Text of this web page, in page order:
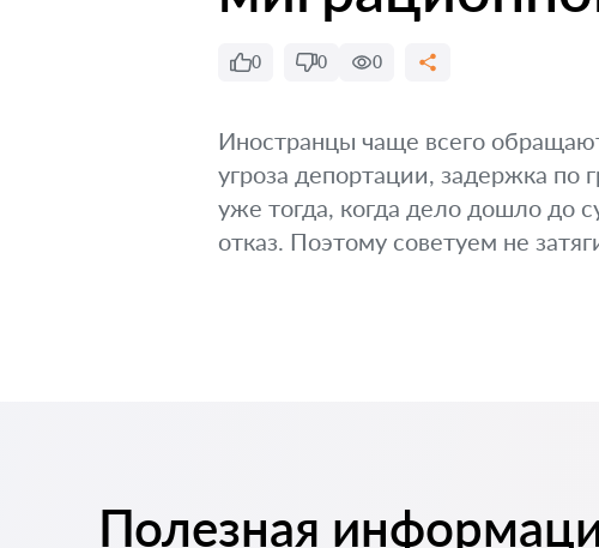
0 0 0
Иностранцы чаще всего
угроза депортации, задержка
уже тогда, когда дело дошло до
отказ. Поэтому советуем не
Полезная